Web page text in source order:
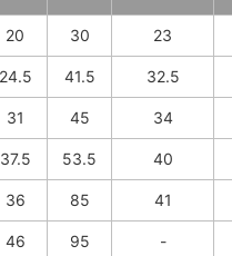
20 30 23
24.5 41.5 32.5
31 45 34
37.5 53.5 40
36 85 41
46 95 -